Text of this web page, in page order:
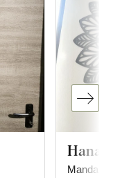
Hana
Mandala